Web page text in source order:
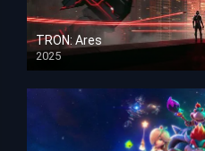
TRON: Ares
2025
HD 1080p